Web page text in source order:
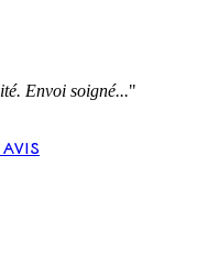
Envoi soigné..."